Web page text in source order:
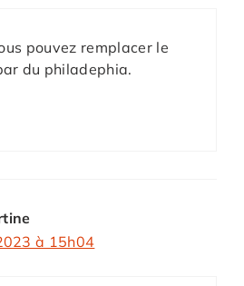
pouvez remplacer le
du philadephia.
à 15h04